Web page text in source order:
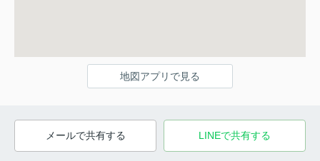
地図アプリで見る
メールで共有する LINEで共有する